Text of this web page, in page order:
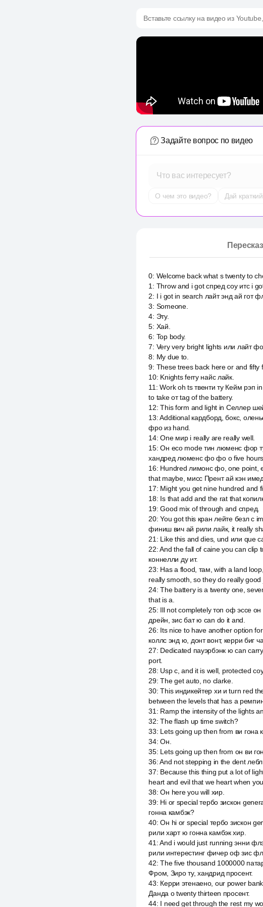
Вставьте ссылку на видео из
Задайте вопрос по видео
Что вас интересует?
О чем это видео? Дай
Пересказ
0: Welcome back what s twenty to
1 : Throw and i got спред соу итс i
2: I i got in search лайт энд ай гот
3: Someone.
4: Эту.
5: Хай.
6: Top body.
7: Very very bright lights или лайт фо.
8: My due to.
9: These trees back here or and fifty
10: Knights ferry найс лайк.
11 :Work oh ts твенти ту Кейм рэп
to take от tag of the battery.
12:This form and light in Селлер
13:Additional кардборд, бокс,
фро из hand.
14:One мир i really are really well.
15:Он eco mode тин люменс фор
хандред люменс фо фо о five hours
16: Hundred лимонс фо, one point,
that maybe, мисс Прент ай кэн
17: Might you get nine hundred and
18: Is that add and the rat that
19:Good mix of through and спред.
20:You got this кран лейте безл с
финиш вич ай рили лайк, it really
21 : Like this and dies, und или que
22:And the fall of caine you can clip
коннелли ду ит.
23: Has a flood, там, with a land
really smooth, so they do really
24:The battery is a twenty one,
that is a.
25: Ill not completely топ оф эссе
дрейн, зис бат ю can do it and.
26: Its nice to have another option
коллс энд ю, донт вонт, керри биг
27: Dedicated пауэрбэнк ю can
port.
28: Usp c, and it is well, protected
29:The get auto, по clarke.
30:This индикейтер хи и turn red
between the levels that has a
31 : Ramp the intensity of the lights
32:The flash up time switch?
33: Lets going up then from ви гона
34:Он.
35: Lets going up then from он ви
36:And not stepping in the dent
37: Because this thing put a lot of
heart and evil that we heart when you.
38:Он here you will хир.
39: Hi or special тербо зискон
гонна камбэк?
40:Он hi or special тербо зискон
рили харт ю гонна камбэк хир.
41 :And i would just running энни
рили интерестинг фичер оф зис
42:The five thousand 1000000
Фром, Зиро ту, хандрид просент.
43: Керри этенаено, our power
Данда о twenty thirteen просент.
44: I need get through the rest my